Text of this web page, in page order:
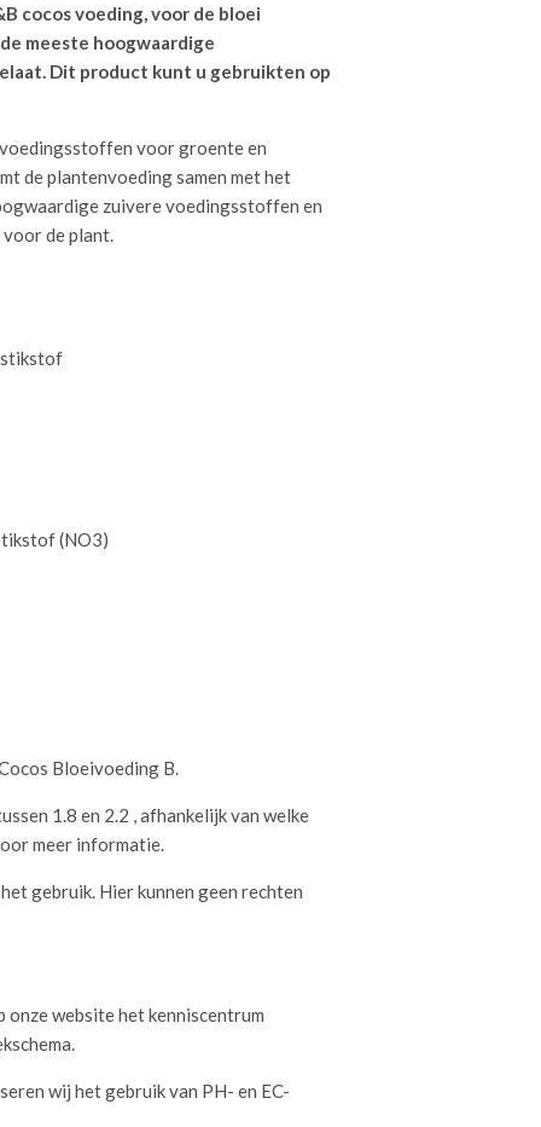
cocos voeding, voor de bloei
meeste hoogwaardige
Dit product kunt u gebruikten op
voor groente en
de plantenvoeding samen met het
zuivere voedingsstoffen en
de plant.
(NO3)
Bloeivoeding B.
1.8 en 2.2 , afhankelijk van welke
meer informatie.
gebruik. Hier kunnen geen rechten
website het kenniscentrum
wij het gebruik van PH- en EC-